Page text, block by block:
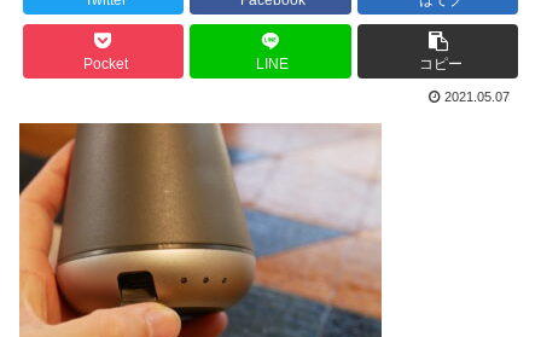
Pocket LINE コピー
2021.05.07